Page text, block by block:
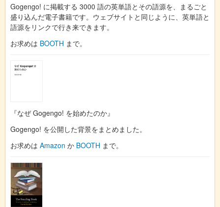
Gogengo! に掲載する 3000 語の英単語とその語源を、まるごと
盛り込んだ電子書籍です。ウェブサイトと同じように、英単語と
語源をリンクで行き来できます。
お求めは BOOTH まで。
『なぜ Gogengo! を始めたのか』
Gogengo! を公開した背景をまとめました。
お求めは Amazon か BOOTH まで。